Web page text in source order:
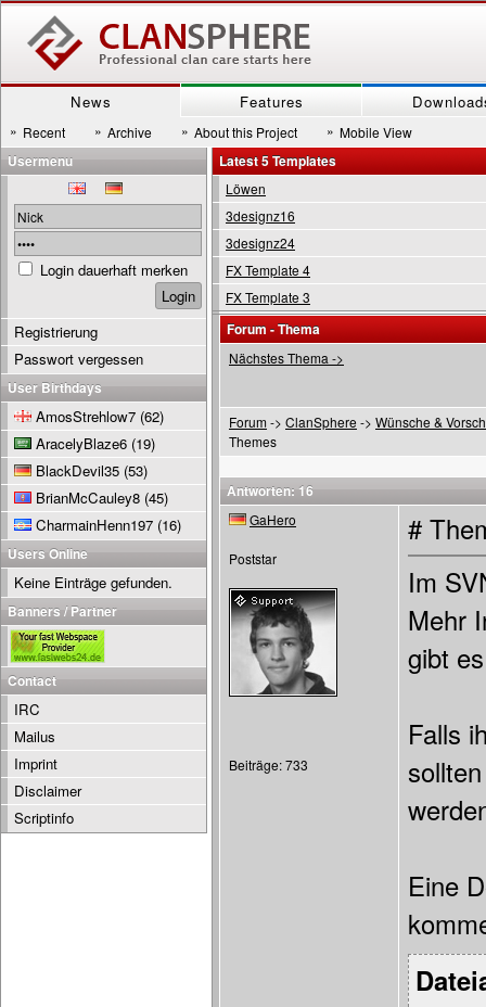
News Features
» Recent » Archive » About this Project » Mobile View
Latest 5 Templates
Löwen
3designz16
3designz24
FX Template 4
FX Template 3
Forum - Thema
Nächstes Thema ->
Forum-> ClanSphere -> Wünsche &
Themes
Antworten: 16
GaHero
Poststar
Beiträge: 733
#
Im
Mehr
gibt
Falls
Eine
Usermenu
Login dauerhaft merken
Registrierung
Passwort vergessen
User Birthdays
AmosStrehlow7 (62)
AracelyBlaze6 (19)
BlackDevil35 (53)
BrianMcCauley8 (45)
CharmainHenn197 (16)
Users Online
Keine Einträge gefunden.
Banners / Partner
Contact
IRC
Mailus
Imprint
Disclaimer
Scriptinfo